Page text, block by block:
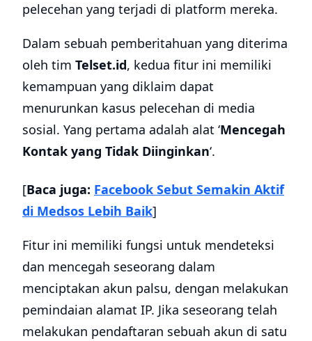
pelecehan yang terjadi di platform mereka.
Dalam sebuah pemberitahuan yang diterima
oleh tim Telset.id, kedua fitur ini memiliki
kemampuan yang diklaim dapat
menurunkan kasus pelecehan di media
sosial. Yang pertama adalah alat ‘Mencegah
Kontak yang Tidak Diinginkan‘.
[Baca juga: Facebook Sebut Semakin Aktif
di Medsos Lebih Baik]
Fitur ini memiliki fungsi untuk mendeteksi
dan mencegah seseorang dalam
menciptakan akun palsu, dengan melakukan
pemindaian alamat IP. Jika seseorang telah
melakukan pendaftaran sebuah akun di satu